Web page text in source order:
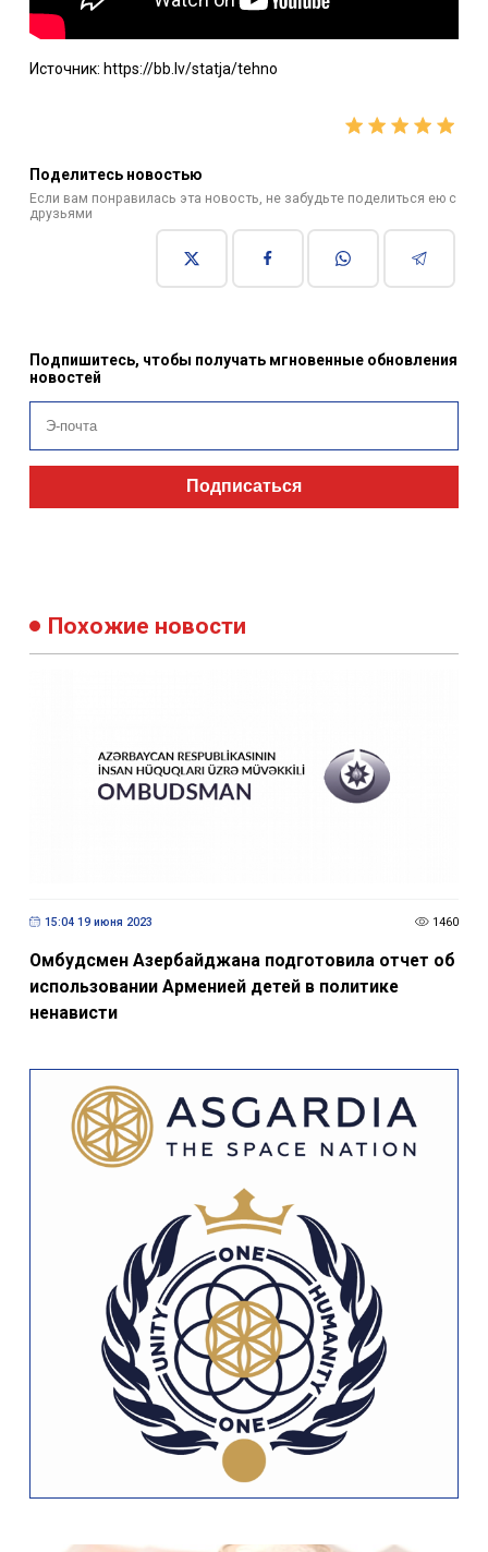
Источник: https://bb.lv/statja/tehno
Поделитесь новостью
Если вам понравилась эта новость, не забудьте поделиться ею с
друзьями
Подпишитесь, чтобы получать мгновенные обновления
новостей
Подписаться
Похожие новости
15:04 19 июня 2023 1460
Омбудсмен Азербайджана подготовила отчет об
использовании Арменией детей в политике
ненависти